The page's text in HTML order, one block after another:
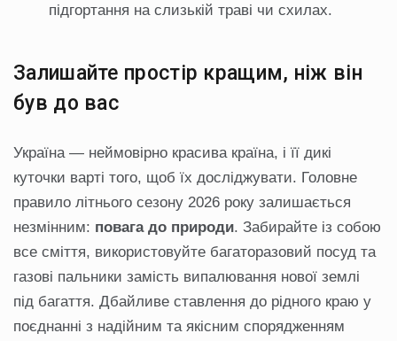
підгортання на слизькій траві чи схилах.
Залишайте простір кращим, ніж він
був до вас
Україна — неймовірно красива країна, і її дикі
куточки варті того, щоб їх досліджувати. Головне
правило літнього сезону 2026 року залишається
незмінним: повага до природи. Забирайте із собою
все сміття, використовуйте багаторазовий посуд та
газові пальники замість випалювання нової землі
під багаття. Дбайливе ставлення до рідного краю у
поєднанні з надійним та якісним спорядженням